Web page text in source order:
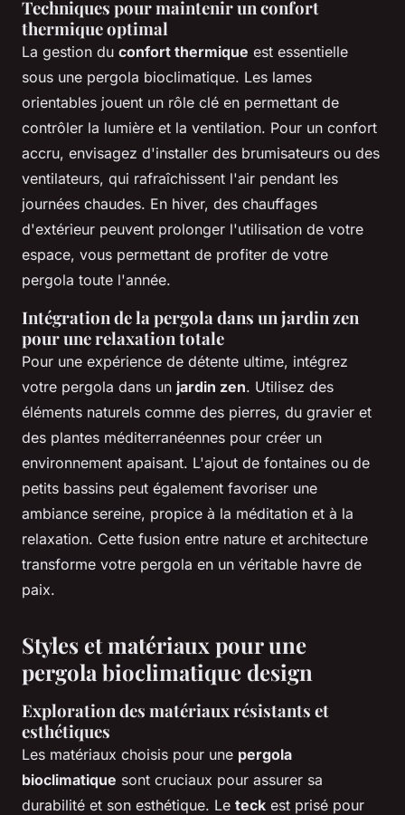
Techniques pour maintenir un confort
thermique optimal
La gestion du confort thermique est essentielle
sous une pergola bioclimatique. Les lames
orientables jouent un rôle clé en permettant de
contrôler la lumière et la ventilation. Pour un confort
accru, envisagez d'installer des brumisateurs ou des
ventilateurs, qui rafraîchissent l'air pendant les
journées chaudes. En hiver, des chauffages
d'extérieur peuvent prolonger l'utilisation de votre
espace, vous permettant de profiter de votre
pergola toute l'année.
Intégration de la pergola dans un jardin zen
pour une relaxation totale
Pour une expérience de détente ultime, intégrez
votre pergola dans un jardin zen. Utilisez des
éléments naturels comme des pierres, du gravier et
des plantes méditerranéennes pour créer un
environnement apaisant. L'ajout de fontaines ou de
petits bassins peut également favoriser une
ambiance sereine, propice à la méditation et à la
relaxation. Cette fusion entre nature et architecture
transforme votre pergola en un véritable havre de
paix.
Styles et matériaux pour une
pergola bioclimatique design
Exploration des matériaux résistants et
esthétiques
Les matériaux choisis pour une pergola
bioclimatique sont cruciaux pour assurer sa
durabilité et son esthétique. Le teck est prisé pour